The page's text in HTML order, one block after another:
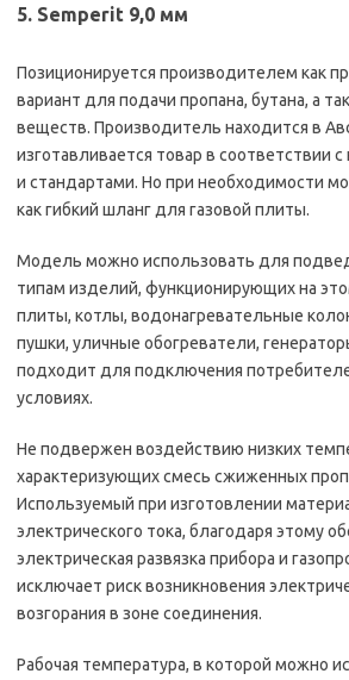
5. Semperit 9,0 мм
Позиционируется производителем как
вариант для подачи пропана, бутана, а
веществ. Производитель находится в
изготавливается товар в соответствии
и стандартами. Но при необходимости
как гибкий шланг для газовой плиты.
Модель можно использовать для
типам изделий, функционирующих на
плиты, котлы, водонагревательные
пушки, уличные обогреватели,
подходит для подключения
условиях.
Не подвержен воздействию низких
характеризующих смесь сжиженных
Используемый при изготовлении
электрического тока, благодаря этому
электрическая развязка прибора и
исключает риск возникновения
возгорания в зоне соединения.
Рабочая температура, в которой можно